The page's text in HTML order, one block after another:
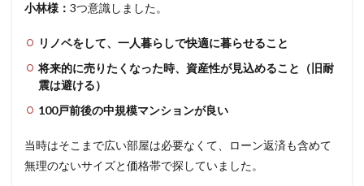
小林様： 3つ意識しました。
リノベをして、一人暮らしで快適に暮らせること
将来的に売りたくなった時、資産性が見込めること（旧耐
震は避ける）
100戸前後の中規模マンションが良い
当時はそこまで広い部屋は必要なくて、ローン返済も含めて
無理のないサイズと価格帯で探していました。